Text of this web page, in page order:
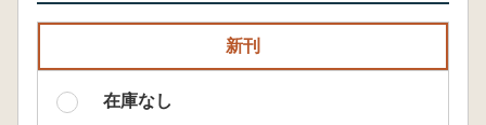
新刊
在庫なし